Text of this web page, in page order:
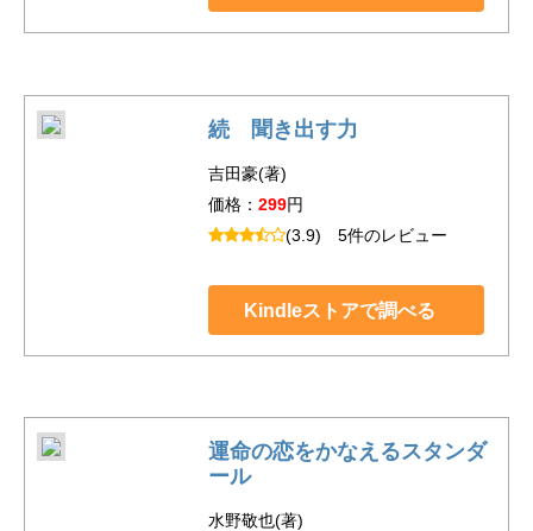
続 聞き出す力
吉田豪(著)
価格： 299円
(3.9) 5件のレビュー
Kindleストアで調べる
運命の恋をかなえるスタンダ
ール
水野敬也(著)